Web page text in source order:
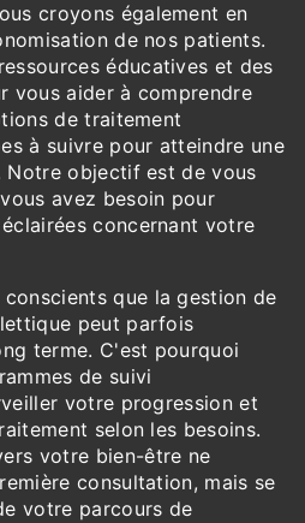
croyons également en
de nos patients.
éducatives et des
vous aider à comprendre
de traitement
à suivre pour atteindre une
Notre objectif est de vous
avez besoin pour
concernant votre
conscients que la gestion de
peut parfois
terme. C'est pourquoi
de suivi
votre progression et
selon les besoins.
votre bien-être ne
consultation, mais se
votre parcours de